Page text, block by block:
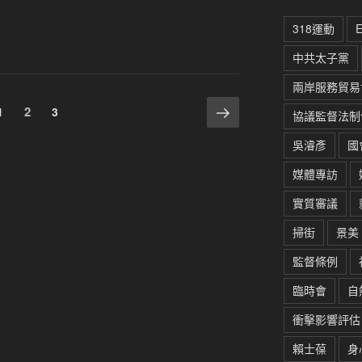
頁
2
頁
3 下
一
318運動
中共太子黨
兩岸服務貿
協議監督法
吳濬彥
國
媒體專訪
實質審議
掃街
景美
監督條例
臨時會
衝擊影響評估
賴士葆
身